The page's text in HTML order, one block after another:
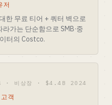
한 무료 티어 + 쿼터 벽으로
가는 단순함으로 SMB·중
터의 Costco.
· 비상장 · $4.4B 2024
객